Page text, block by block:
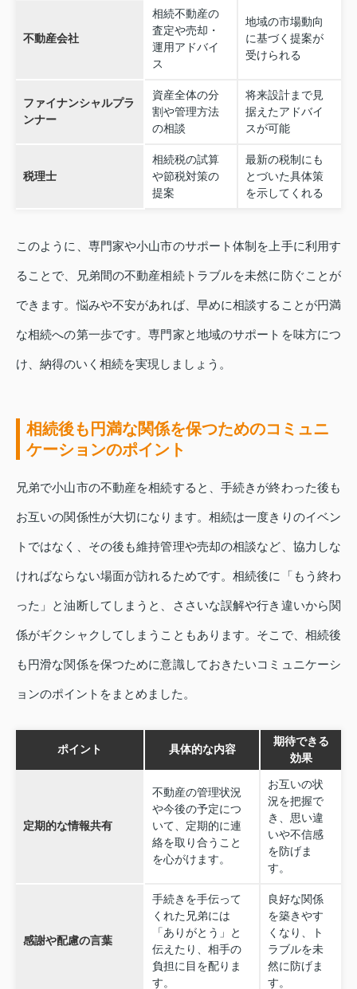
不動産会社
相続不動産の
査定や売却・
運用アドバイ
ス
地域の市場動向
に基づく提案が
受けられる
ファイナンシャルプラ
ンナー
資産全体の分
割や管理方法
の相談
将来設計まで見
据えたアドバイ
スが可能
税理士
相続税の試算
や節税対策の
提案
最新の税制にも
とづいた具体策
を示してくれる
このように、専門家や小山市のサポート体制を上手に利用す
ることで、兄弟間の不動産相続トラブルを未然に防ぐことが
できます。悩みや不安があれば、早めに相談することが円満
な相続への第一歩です。専門家と地域のサポートを味方につ
け、納得のいく相続を実現しましょう。
相続後も円満な関係を保つためのコミュニ
ケーションのポイント
兄弟で小山市の不動産を相続すると、手続きが終わった後も
お互いの関係性が大切になります。相続は一度きりのイベン
トではなく、その後も維持管理や売却の相談など、協力しな
ければならない場面が訪れるためです。相続後に「もう終わ
った」と油断してしまうと、ささいな誤解や行き違いから関
係がギクシャクしてしまうこともあります。そこで、相続後
も円滑な関係を保つために意識しておきたいコミュニケーシ
ョンのポイントをまとめました。
ポイント 具体的な内容
期待できる
効果
定期的な情報共有
不動産の管理状況
や今後の予定につ
いて、定期的に連
絡を取り合うこと
を心がけます。
お互いの状
況を把握で
き、思い違
いや不信感
を防げま
す。
感謝や配慮の言葉
手続きを手伝って
くれた兄弟には
「ありがとう」と
伝えたり、相手の
負担に目を配りま
す。
良好な関係
を築きやす
くなり、ト
ラブルを未
然に防げま
す。